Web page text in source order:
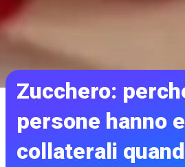
Zucchero:
persone hanno
collaterali